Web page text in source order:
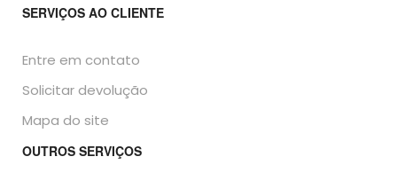
SERVIÇOS AO CLIENTE
Entre em contato
Solicitar devolução
Mapa do site
OUTROS SERVIÇOS